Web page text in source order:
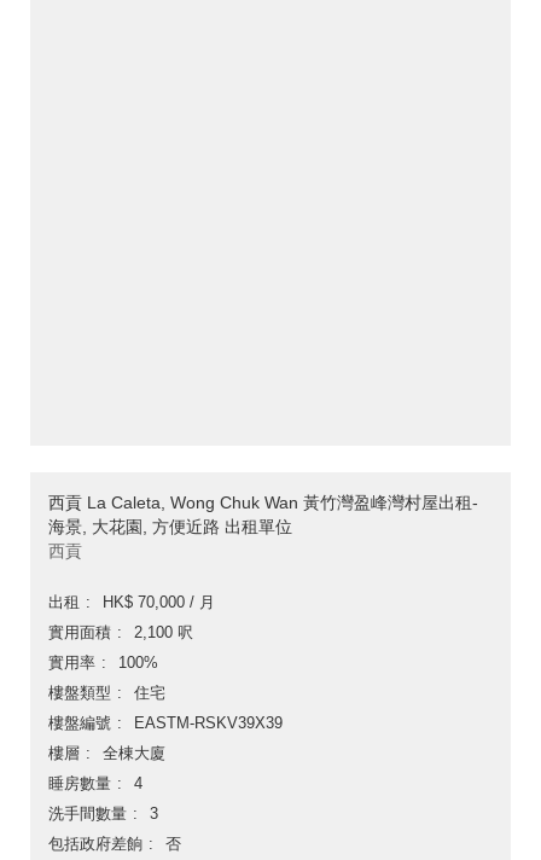
西貢 La Caleta, Wong Chuk Wan 黃竹灣盈峰灣村屋出租-
海景, 大花園, 方便近路 出租單位
西貢
出租
HK$ 70,000 / 月
實用面積
2,100 呎
實用率
100%
樓盤類型
住宅
樓盤編號
EASTM-RSKV39X39
樓層
全棟大廈
睡房數量
4
洗手間數量
3
包括政府差餉
否